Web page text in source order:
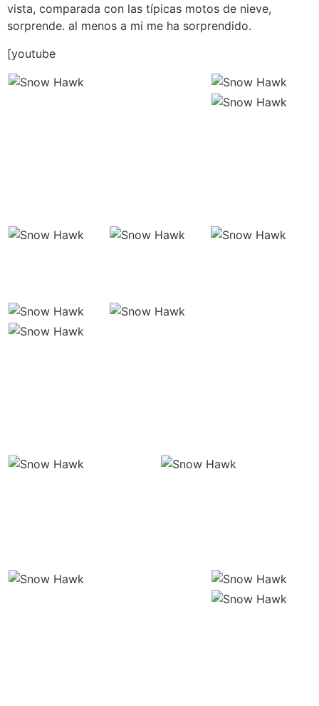
vista, comparada con las típicas motos de nieve,
sorprende. al menos a mi me ha sorprendido.
[youtube